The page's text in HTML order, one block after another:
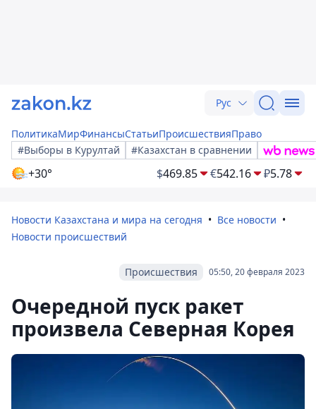
Рус
ПолитикаМирФинансыСтатьиПроисшествияПраво
#Выборы в Курултай
#Казахстан в сравнении
+30° $469.85 €542.16 ₽5.78
Новости Казахстана и мира на сегодня
Все новости
Новости происшествий
05:50, 20 февраля 2023
Происшествия
Очередной пуск ракет
произвела Северная Корея